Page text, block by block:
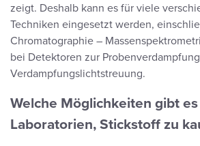
zeigt. Deshalb kann es für viele
Techniken eingesetzt werden,
Chromatographie –
bei Detektoren zur
Verdampfungslichtstreuung.
Welche Möglichkeiten gibt
Laboratorien, Stickstoff zu